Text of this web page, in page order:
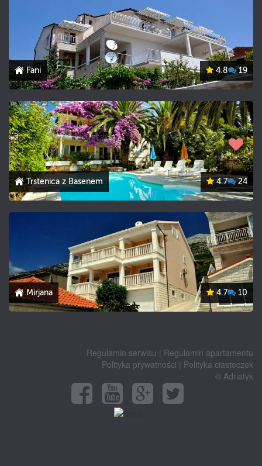
Fani 4.8 19
Trstenica z Basenem 4.7 24
Mirjana 4.7 10
Regulamin serwisu | Regulamin apartamentu
Polityka prywatności | Polityka ciasteczek
© Adriatyk